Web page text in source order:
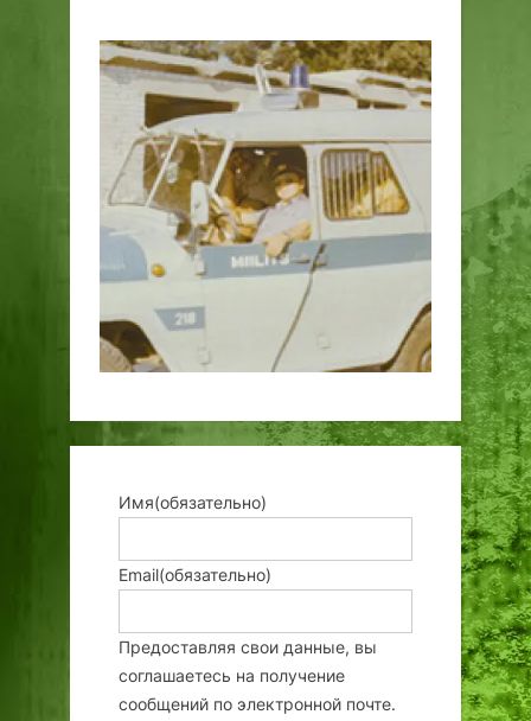
Имя(обязательно)
Email(обязательно)
Предоставляя свои данные, вы
соглашаетесь на получение
сообщений по электронной почте.